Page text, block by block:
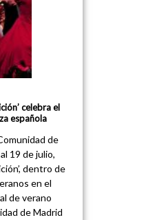
celebra el
española
de
19 de julio,
dentro de
en el
de verano
de Madrid